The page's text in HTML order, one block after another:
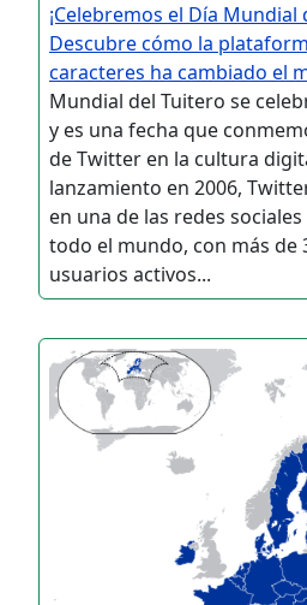
¡Celebremos el Día Mundial
Descubre cómo la
caracteres ha cambiado el
Mundial del Tuitero se
y es una fecha que
de Twitter en la cultura
lanzamiento en 2006,
en una de las redes
todo el mundo, con más de
usuarios activos...